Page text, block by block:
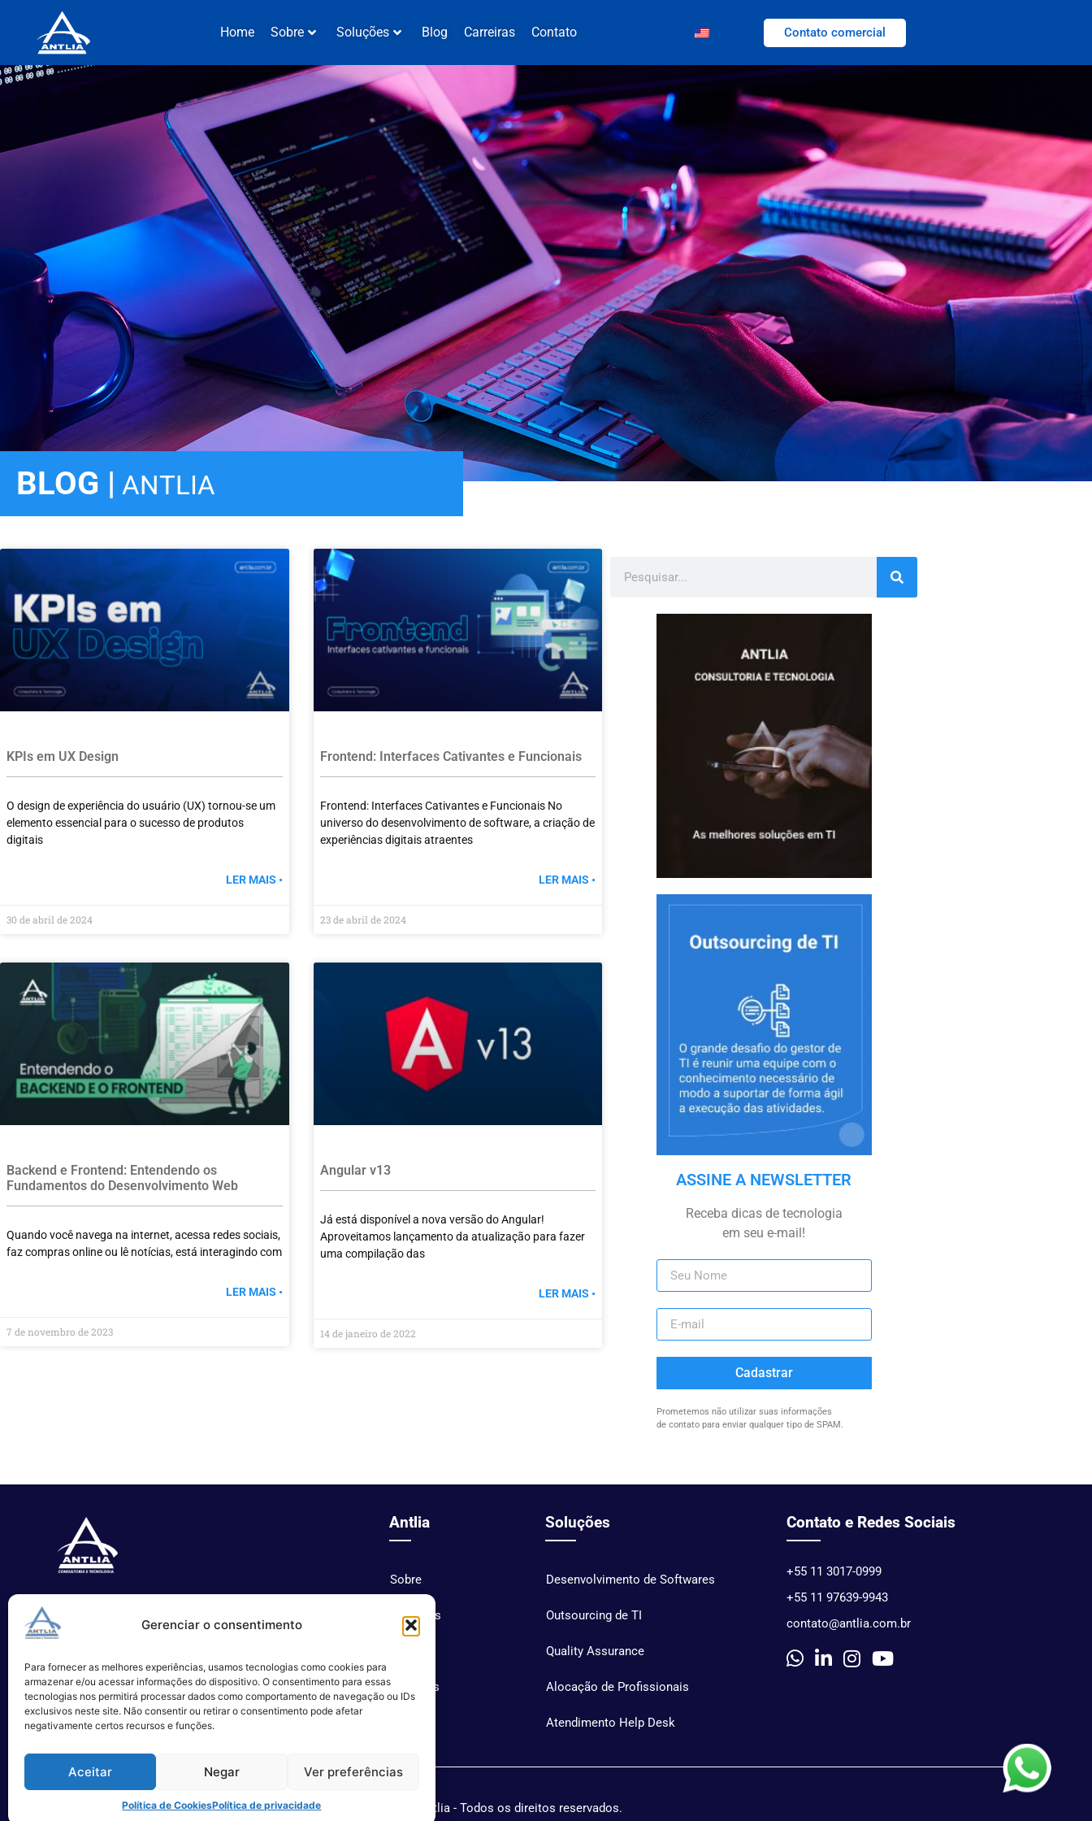
Gerenciar o consentimento
Para fornecer as melhores experiências, usamos tecnologias como cookies para
armazenar e/ou acessar informações do dispositivo. O consentimento para essas
tecnologias nos permitirá processar dados como comportamento de navegação ou IDs
exclusivos neste site. Não consentir ou retirar o consentimento pode afetar
negativamente certos recursos e funções.
Aceitar Negar Ver preferências
Política de CookiesPolítica de privacidade
Home Sobre Soluções Blog Carreiras Contato Contato comercial
BLOG | ANTLIA
KPIs em UX Design
O design de experiência do usuário (UX) tornou-se um
elemento essencial para o sucesso de produtos
digitais
LER MAIS •
30 de abril de 2024
Frontend: Interfaces Cativantes e Funcionais
Frontend: Interfaces Cativantes e Funcionais No
universo do desenvolvimento de software, a criação de
experiências digitais atraentes
LER MAIS •
23 de abril de 2024
Backend e Frontend: Entendendo os
Fundamentos do Desenvolvimento Web
Quando você navega na internet, acessa redes sociais,
faz compras online ou lê notícias, está interagindo com
LER MAIS •
7 de novembro de 2023
Angular v13
Já está disponível a nova versão do Angular!
Aproveitamos lançamento da atualização para fazer
uma compilação das
LER MAIS •
14 de janeiro de 2022
ASSINE A NEWSLETTER
Receba dicas de tecnologia
em seu e-mail!
Cadastrar
Prometemos não utilizar suas informações
de contato para enviar qualquer tipo de SPAM.
de softwares e serviços de TI.
Alameda Campinas, 1100 – 3°Andar,
São Paulo
Antlia
Sobre
Soluções
Carreiras
Soluções
Desenvolvimento de Softwares
Outsourcing de TI
Quality Assurance
Alocação de Profissionais
Atendimento Help Desk
Contato e Redes Sociais
+55 11 3017-0999
+55 11 97639-9943
contato@antlia.com.br
Antlia - Todos os direitos reservados.